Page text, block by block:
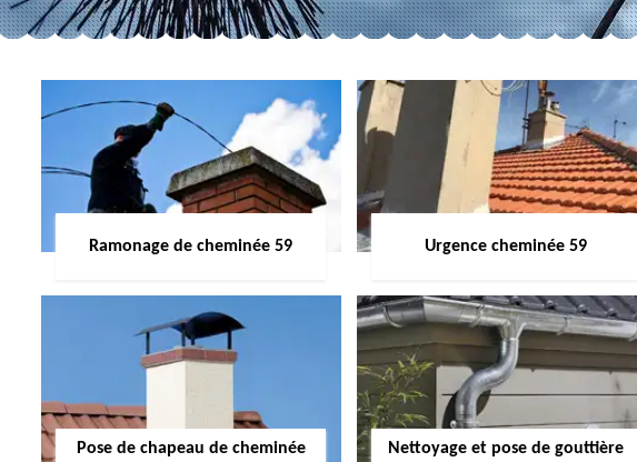
Ramonage de cheminée 59 Urgence cheminée 59
Pose de chapeau de cheminée
Nettoyage et pose de gouttière